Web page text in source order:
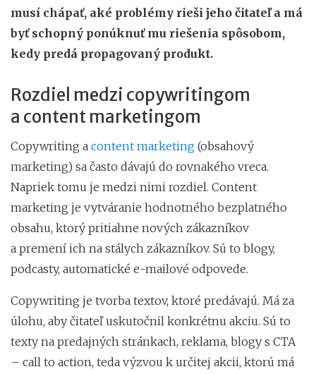
musí chápať, aké problémy rieši jeho čitateľ a má
byť schopný ponúknuť mu riešenia spôsobom,
kedy predá propagovaný produkt.
Rozdiel medzi copywritingom
a content marketingom
Copywriting a content marketing (obsahový
marketing) sa často dávajú do rovnakého vreca.
Napriek tomu je medzi nimi rozdiel. Content
marketing je vytváranie hodnotného bezplatného
obsahu, ktorý pritiahne nových zákazníkov
a premení ich na stálych zákazníkov. Sú to blogy,
podcasty, automatické e-mailové odpovede.
Copywriting je tvorba textov, ktoré predávajú. Má za
úlohu, aby čitateľ uskutočnil konkrétnu akciu. Sú to
texty na predajných stránkach, reklama, blogy s CTA
– call to action, teda výzvou k určitej akcii, ktorú má